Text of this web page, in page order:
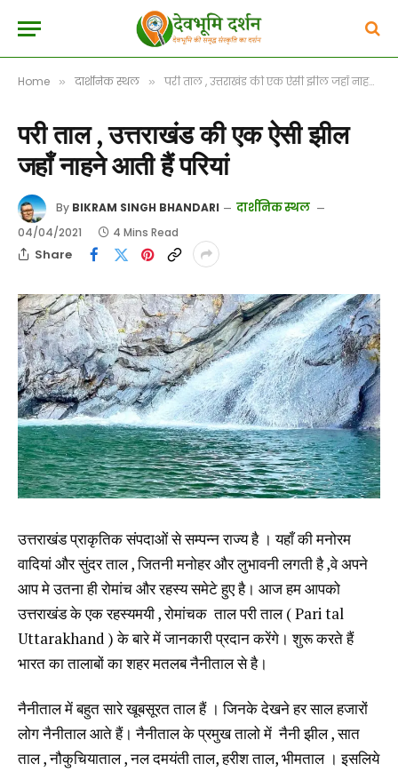
Home » दार्शनिक स्थल » परी ताल , उत्तराखंड की एक ऐसी झील जहाँ नाहने आती हैं परियां
परी ताल , उत्तराखंड की एक ऐसी झील
जहाँ नाहने आती हैं परियां
By BIKRAM SINGH BHANDARI दार्शनिक स्थल
04/04/2021 4 Mins Read
Share
उत्तराखंड प्राकृतिक संपदाओं से सम्पन्न राज्य है । यहाँ की मनोरम
वादियां और सुंदर ताल , जितनी मनोहर और लुभावनी लगती है ,वे अपने
आप मे उतना ही रोमांच और रहस्य समेटे हुए है। आज हम आपको
उत्तराखंड के एक रहस्यमयी , रोमांचक ताल परी ताल ( Pari tal
Uttarakhand ) के बारे में जानकारी प्रदान करेंगे। शुरू करते हैं
भारत का तालाबों का शहर मतलब नैनीताल से है।
नैनीताल में बहुत सारे खूबसूरत ताल हैं । जिनके देखने हर साल हजारों
लोग नैनीताल आते हैं। नैनीताल के प्रमुख तालो में नैनी झील , सात
ताल , नौकुचियाताल , नल दमयंती ताल, हरीश ताल, भीमताल । इसलिये